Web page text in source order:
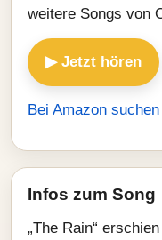
weitere Songs von
▶ Jetzt hören
Bei Amazon
Infos zum Song
„The Rain“